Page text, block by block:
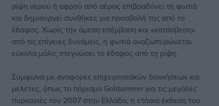
ρίψη νερού ή αφρού από αέρος επιβραδύνει τη φωτιά
και δημιουργεί συνθήκες για προσβολή της από το
έδαφος. Χωρίς την άμεση επέμβαση και «κατάσβεση»
από τις επίγειες δυνάμεις, η φωτιά αναζωπυρώνεται
εύκολα μόλις στεγνώσει το έδαφος από τη ρίψη.
Σύμφωνα με αναφορές επιχειρησιακών διοικήσεων και
μελέτες, όπως το πόρισμα Goldammer για τις μεγάλες
πυρκαγιές του 2007 στην Ελλάδα, η ετήσια έκθεση του